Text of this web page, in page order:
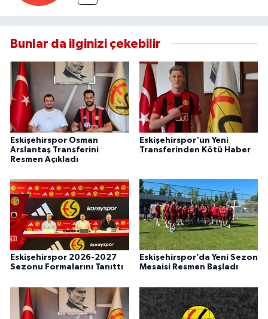
Bunlar da ilginizi çekebilir
Eskişehirspor Osman
Arslantaş Transferini
Resmen Açıkladı
Eskişehirspor'un Yeni
Transferinden Kötü Haber
Eskişehirspor 2026-2027
Sezonu Formalarını Tanıttı
Eskişehirspor’da Yeni Sezon
Mesaisi Resmen Başladı